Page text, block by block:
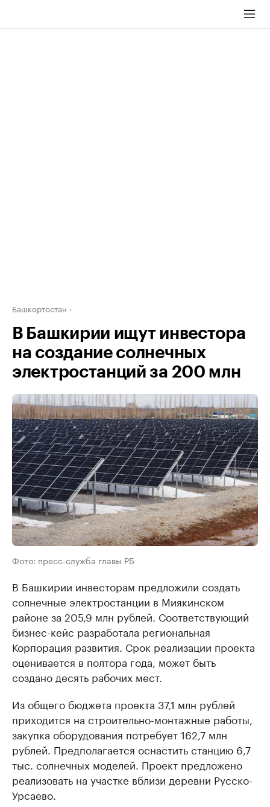
Башкортостан
В Башкирии ищут инвестора
на создание солнечных
электростанций за 200 млн
Фото: пресс-служба главы РБ
В Башкирии инвесторам предложили создать
солнечные электростанции в Миякинском
районе за 205,9 млн рублей. Соответствующий
бизнес-кейс разработала региональная
Корпорация развития. Срок реализации проекта
оценивается в полтора года, может быть
создано десять рабочих мест.
Из общего бюджета проекта 37,1 млн рублей
приходится на строительно-монтажные работы,
закупка оборудования потребует 162,7 млн
рублей. Предполагается оснастить станцию 6,7
тыс. солнечных моделей. Проект предложено
реализовать на участке вблизи деревни Русско-
Урсаево.